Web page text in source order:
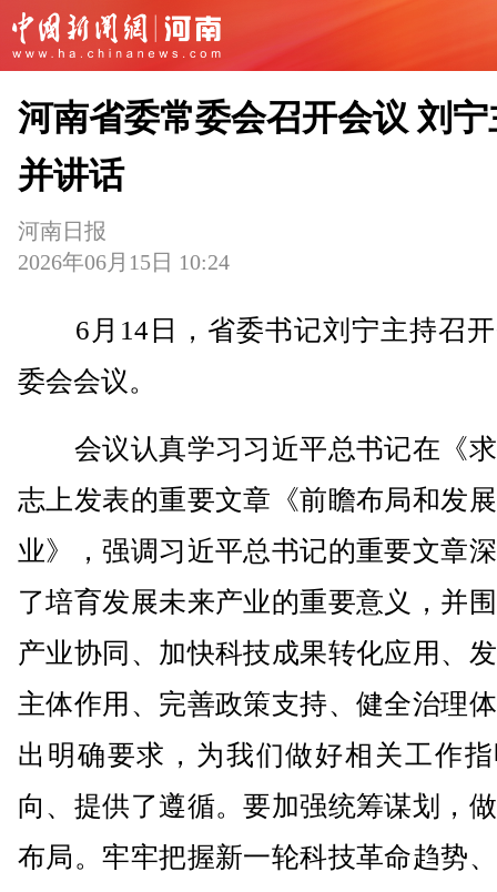
河南省委常委会召开会议 刘宁
并讲话
河南日报
2026年06月15日 10:24
6月14日，省委书记刘宁主持召开
委会会议。
会议认真学习习近平总书记在《
志上发表的重要文章《前瞻布局和发
业》，强调习近平总书记的重要文章
了培育发展未来产业的重要意义，并
产业协同、加快科技成果转化应用、
主体作用、完善政策支持、健全治理
出明确要求，为我们做好相关工作
向、提供了遵循。要加强统筹谋划，
布局。牢牢把握新一轮科技革命趋势